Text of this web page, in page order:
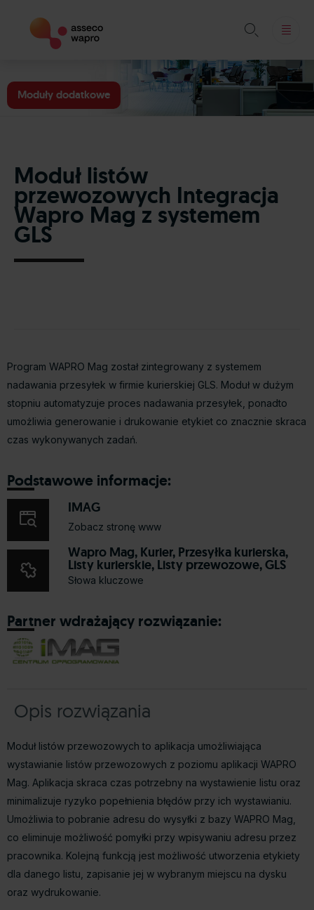

Skip
to
content
Moduły dodatkowe
Moduł listów
przewozowych Integracja
Wapro Mag z systemem
GLS
Program WAPRO Mag został zintegrowany z systemem
nadawania przesyłek w firmie kurierskiej GLS. Moduł w dużym
stopniu automatyzuje proces nadawania przesyłek, ponadto
umożliwia generowanie i drukowanie etykiet co znacznie skraca
czas wykonywanych zadań.
Podstawowe informacje:
IMAG
Zobacz stronę www
Wapro Mag, Kurier, Przesyłka kurierska,
Listy kurierskie, Listy przewozowe, GLS
Słowa kluczowe
Partner wdrażający rozwiązanie:
Opis rozwiązania
Moduł listów przewozowych to aplikacja umożliwiająca
wystawianie listów przewozowych z poziomu aplikacji WAPRO
Mag. Aplikacja skraca czas potrzebny na wystawienie listu oraz
minimalizuje ryzyko popełnienia błędów przy ich wystawianiu.
Umożliwia to pobranie adresu do wysyłki z bazy WAPRO Mag,
co eliminuje możliwość pomyłki przy wpisywaniu adresu przez
pracownika. Kolejną funkcją jest możliwość utworzenia etykiety
dla danego listu, zapisanie jej w wybranym miejscu na dysku
oraz wydrukowanie.